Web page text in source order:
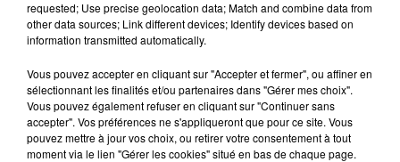
L'INSPECTION DU TRAVAIL RAPPELLE À
Alors que les dates de début des vendange 2026
s'est avéré être plus précoce que prévu,
l'inspection du Travail en profite pour rappeler
les conditions de...
TITRES DIFFUSÉS
requested; Use precise geolocation data; Match and combine data from
other data sources; Link different devices; Identify devices based on
information transmitted automatically.
Vous pouvez accepter en cliquant sur "Accepter et fermer", ou affiner en
sélectionnant les finalités et/ou partenaires dans "Gérer mes choix".
Vous pouvez également refuser en cliquant sur "Continuer sans
accepter". Vos préférences ne s'appliqueront que pour ce site. Vous
pouvez mettre à jour vos choix, ou retirer votre consentement à tout
moment via le lien "Gérer les cookies" situé en bas de chaque page.